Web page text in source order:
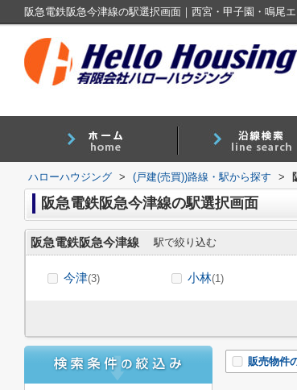
阪急電鉄阪急今津線の駅選択画面｜西宮・甲子園・鳴尾
ハローハウジング > (戸建(売買))路線・駅から探す >
阪急電鉄阪急今津線の駅選択画面
阪急電鉄阪急今津線 駅で絞り込む
今津(3) 小林(1)
販売物件